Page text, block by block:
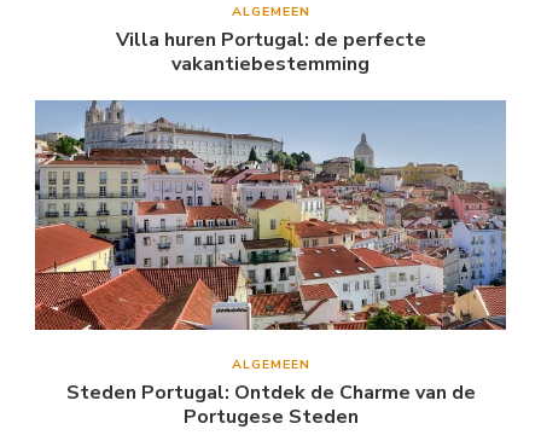
ALGEMEEN
Villa huren Portugal: de perfecte
vakantiebestemming
ALGEMEEN
Steden Portugal: Ontdek de Charme van de
Portugese Steden